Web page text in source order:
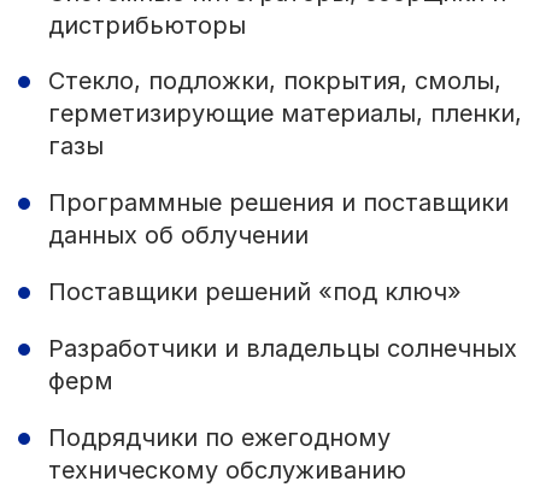
дистрибьюторы
Стекло, подложки, покрытия, смолы,
герметизирующие материалы, пленки,
газы
Программные решения и поставщики
данных об облучении
Поставщики решений «под ключ»
Разработчики и владельцы солнечных
ферм
Подрядчики по ежегодному
техническому обслуживанию